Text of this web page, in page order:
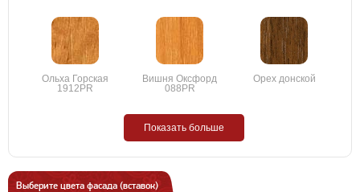
Ольха Горская
1912PR
Вишня Оксфорд
088PR
Орех донской
Показать больше
Выберите цвета фасада (вставок)